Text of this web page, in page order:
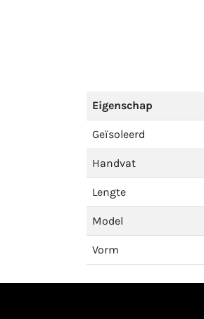
Eigenschap
Geïsoleerd
Handvat
Lengte
Model
Vorm